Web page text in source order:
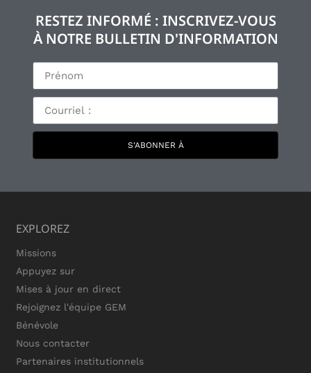
RESTEZ INFORMÉ : INSCRIVEZ-VOUS
À NOTRE BULLETIN D'INFORMATION
S'ABONNER À
EXPLOREZ
Missions
Appuyez sur
Mises à jour en direct
Rejoignez l'équipe GEM
Bénévole
Nous contacter
Partenaires institutionnels